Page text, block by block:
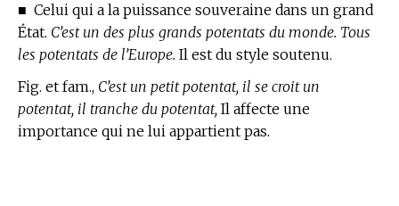
■ Celui qui a la puissance souveraine dans un grand
État. C’est un des plus grands potentats du monde. Tous
les potentats de l’Europe. Il est du style soutenu.
Fig. et fam., C’est un petit potentat, il se croit un
potentat, il tranche du potentat, Il affecte une
importance qui ne lui appartient pas.